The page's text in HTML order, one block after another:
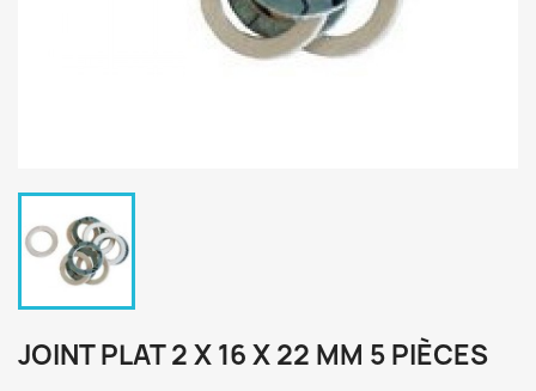
JOINT PLAT 2 X 16 X 22 MM 5 PIÈCES